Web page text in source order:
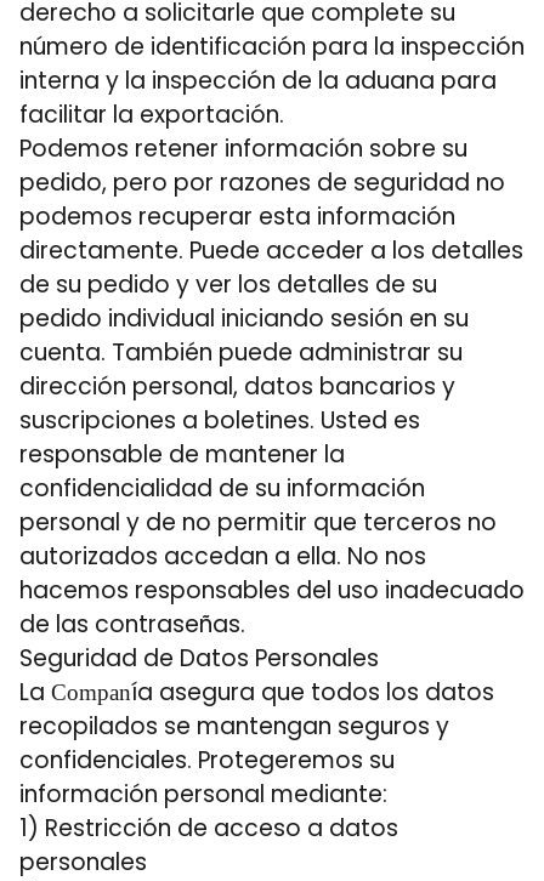
derecho a solicitarle que complete su
número de identificación para la inspección
interna y la inspección de la aduana para
facilitar la exportación.
Podemos retener información sobre su
pedido, pero por razones de seguridad no
podemos recuperar esta información
directamente. Puede acceder a los detalles
de su pedido y ver los detalles de su
pedido individual iniciando sesión en su
cuenta. También puede administrar su
dirección personal, datos bancarios y
suscripciones a boletines. Usted es
responsable de mantener la
confidencialidad de su información
personal y de no permitir que terceros no
autorizados accedan a ella. No nos
hacemos responsables del uso inadecuado
de las contraseñas.
Seguridad de Datos Personales
La Companía asegura que todos los datos
recopilados se mantengan seguros y
confidenciales. Protegeremos su
información personal mediante:
1) Restricción de acceso a datos
personales